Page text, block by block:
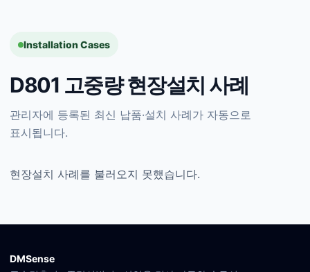
Installation Cases
D801 고중량 현장설치 사례
관리자에 등록된 최신 납품·설치 사례가 자동으로
표시됩니다.
현장설치 사례를 불러오지 못했습니다.
DMSense